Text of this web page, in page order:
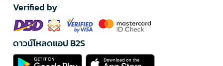
Verified by
ดาวน์โหลดแอป B2S